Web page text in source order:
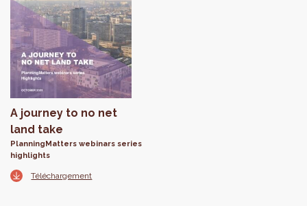
A journey to no net
land take
PlanningMatters webinars series
highlights
Téléchargement